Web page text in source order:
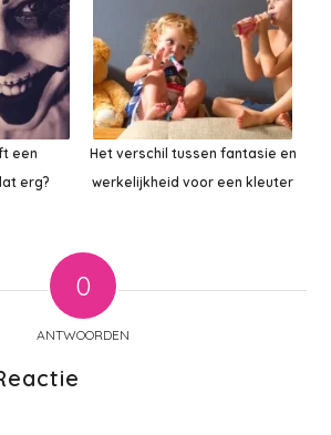
een
erg?
Het verschil tussen fantasie en
werkelijkheid voor een kleuter
0
ANTWOORDEN